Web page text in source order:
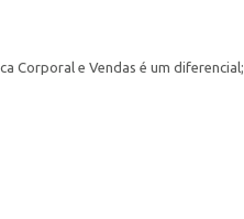
Corporal e Vendas é um diferencial;